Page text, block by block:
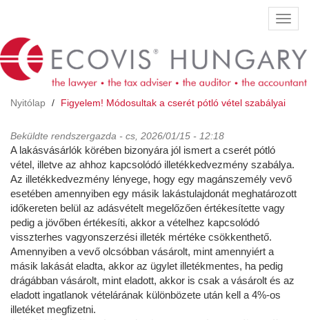
Nyitólap Figyelem! Módosultak a cserét pótló vétel szabályai
Beküldte rendszergazda - cs, 2026/01/15 - 12:18
A lakásvásárlók körében bizonyára jól ismert a cserét pótló
vétel, illetve az ahhoz kapcsolódó illetékkedvezmény szabálya.
Az illetékkedvezmény lényege, hogy egy magánszemély vevő
esetében amennyiben egy másik lakástulajdonát meghatározott
időkereten belül az adásvételt megelőzően értékesítette vagy
pedig a jövőben értékesíti, akkor a vételhez kapcsolódó
visszterhes vagyonszerzési illeték mértéke csökkenthető.
Amennyiben a vevő olcsóbban vásárolt, mint amennyiért a
másik lakását eladta, akkor az ügylet illetékmentes, ha pedig
drágábban vásárolt, mint eladott, akkor is csak a vásárolt és az
eladott ingatlanok vételárának különbözete után kell a 4%-os
illetéket megfizetni.